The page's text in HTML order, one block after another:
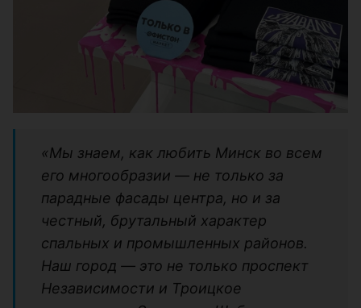
«Мы знаем, как любить Минск во всем
его многообразии — не только за
парадные фасады центра, но и за
честный, брутальный характер
спальных и промышленных районов.
Наш город — это не только проспект
Независимости и Троицкое